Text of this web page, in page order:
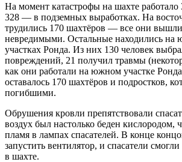
На момент катастрофы на шахте работало
328 — в подземных выработках. На
трудились 170 шахтёров — все они
невредимыми. Остальные находились на
участках Ронда. Из них 130 человек
повреждений, 21 получил травмы
как они работали на южном участке
оставалось 170 шахтёров и подростков,
погибшими.
Обрушения кровли препятствовали
воздух был настолько беден кислородом,
пламя в лампах спасателей. В конце
запустить вентилятор, и спасатели
в шахте.